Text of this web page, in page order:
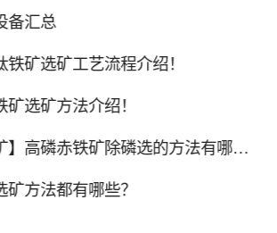
备汇总
矿选矿工艺流程介绍！
选矿方法介绍！
】高磷赤铁矿除磷选的方法有哪些？
方法都有哪些？